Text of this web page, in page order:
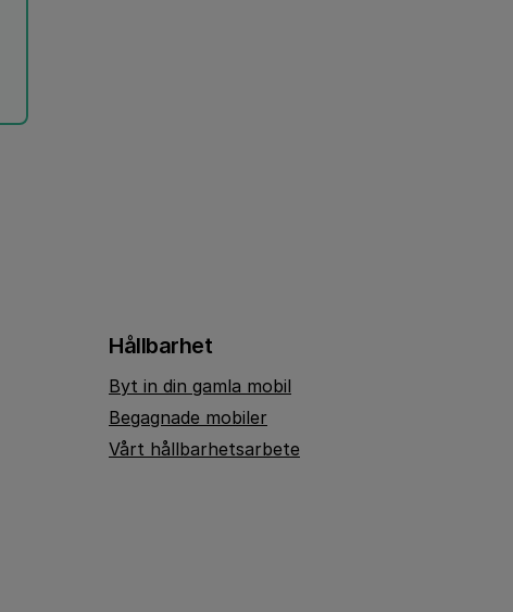
Hållbarhet
Byt in din gamla mobil
Begagnade mobiler
Vårt hållbarhetsarbete